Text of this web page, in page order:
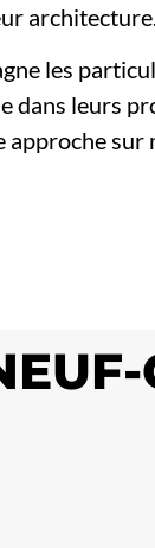
les
dans leurs
approche